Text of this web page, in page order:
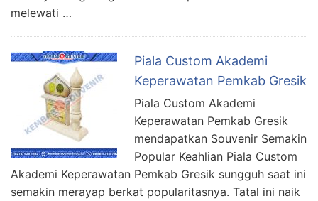
melewati …
Piala Custom Akademi
Keperawatan Pemkab Gresik
Piala Custom Akademi
Keperawatan Pemkab Gresik
mendapatkan Souvenir Semakin
Popular Keahlian Piala Custom
Akademi Keperawatan Pemkab Gresik sungguh saat ini
semakin merayap berkat popularitasnya. Tatal ini naik